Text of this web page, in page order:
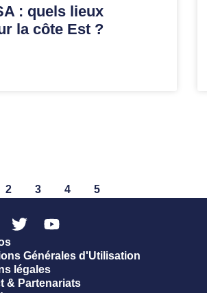
: quels lieux
la côte Est ?
2 3 4 5
Générales d'Utilisation
légales
& Partenariats